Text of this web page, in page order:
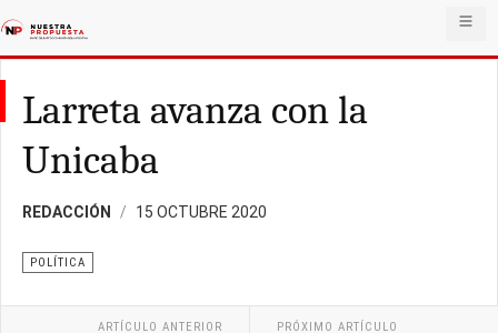
Larreta avanza con la
Unicaba
REDACCIÓN 15 OCTUBRE 2020
POLÍTICA
ARTÍCULO ANTERIOR PRÓXIMO ARTÍCULO